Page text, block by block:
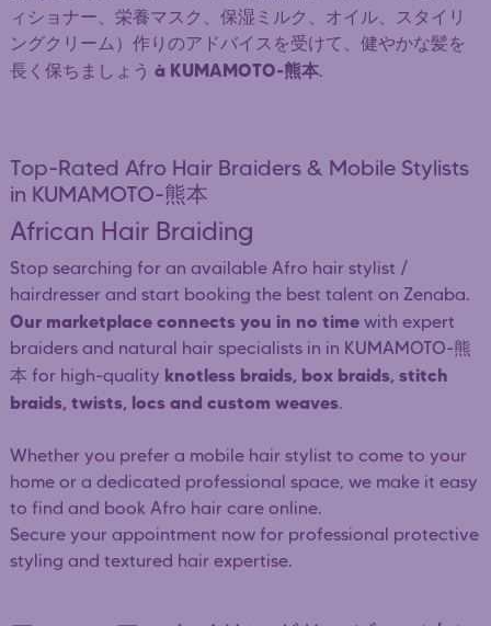
ィショナー、栄養マスク、保湿ミルク、オイル、スタイリ
ングクリーム）作りのアドバイスを受けて、健やかな髪を
長く保ちましょう à KUMAMOTO-熊本.
Top-Rated Afro Hair Braiders & Mobile Stylists
in KUMAMOTO-熊本
African Hair Braiding
Stop searching for an available Afro hair stylist /
hairdresser and start booking the best talent on Zenaba.
Our marketplace connects you in no time with expert
braiders and natural hair specialists in in KUMAMOTO-熊
本 for high-quality knotless braids, box braids, stitch
braids, twists, locs and custom weaves.
Whether you prefer a mobile hair stylist to come to your
home or a dedicated professional space, we make it easy
to find and book Afro hair care online.
Secure your appointment now for professional protective
styling and textured hair expertise.